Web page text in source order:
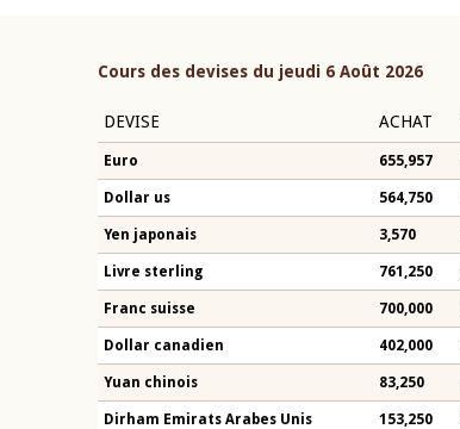
Cours des devises du jeudi 6 Août 2026
DEVISE ACHAT
Euro 655,957
Dollar us 564,750
Yen japonais 3,570
Livre sterling 761,250
Franc suisse 700,000
Dollar canadien 402,000
Yuan chinois 83,250
Dirham Emirats Arabes Unis 153,250